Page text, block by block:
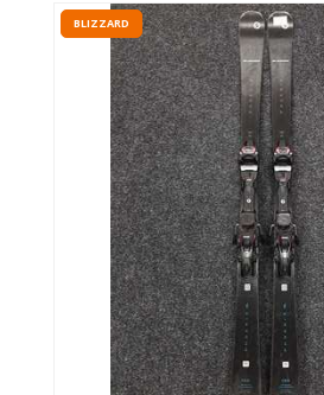
BLIZZARD